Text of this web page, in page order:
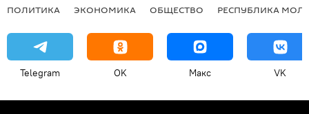
ПОЛИТИКА ЭКОНОМИКА ОБЩЕСТВО РЕСПУБЛИКА
Telegram OK Макс VK